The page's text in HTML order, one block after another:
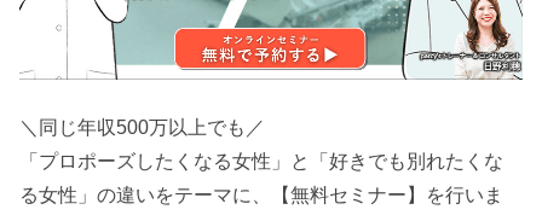
＼同じ年収500万以上でも／
「プロポーズしたくなる女性」と「好きでも別れたくな
る女性」の違いをテーマに、【無料セミナー】を行いま